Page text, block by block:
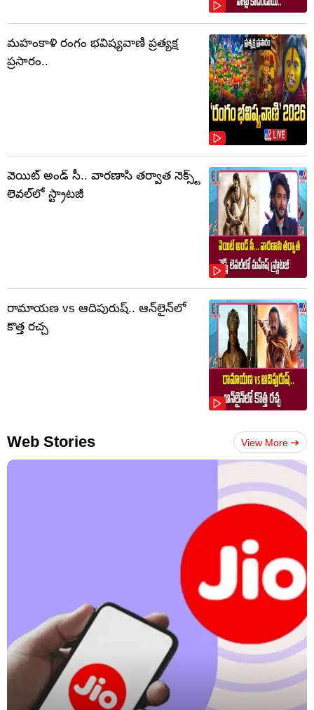
మహంకాళి రంగం భవిష్యవాణి ప్రత్యక్ష
ప్రసారం..
వెయిట్ అండ్ సీ.. వారణాసి తర్వాత నెక్స్ట్
లెవల్‌లో స్ట్రాటజీ
రామాయణ vs ఆదిపురుష్‌.. ఆన్‌లైన్‌లో
కొత్త రచ్చ
Web Stories View More